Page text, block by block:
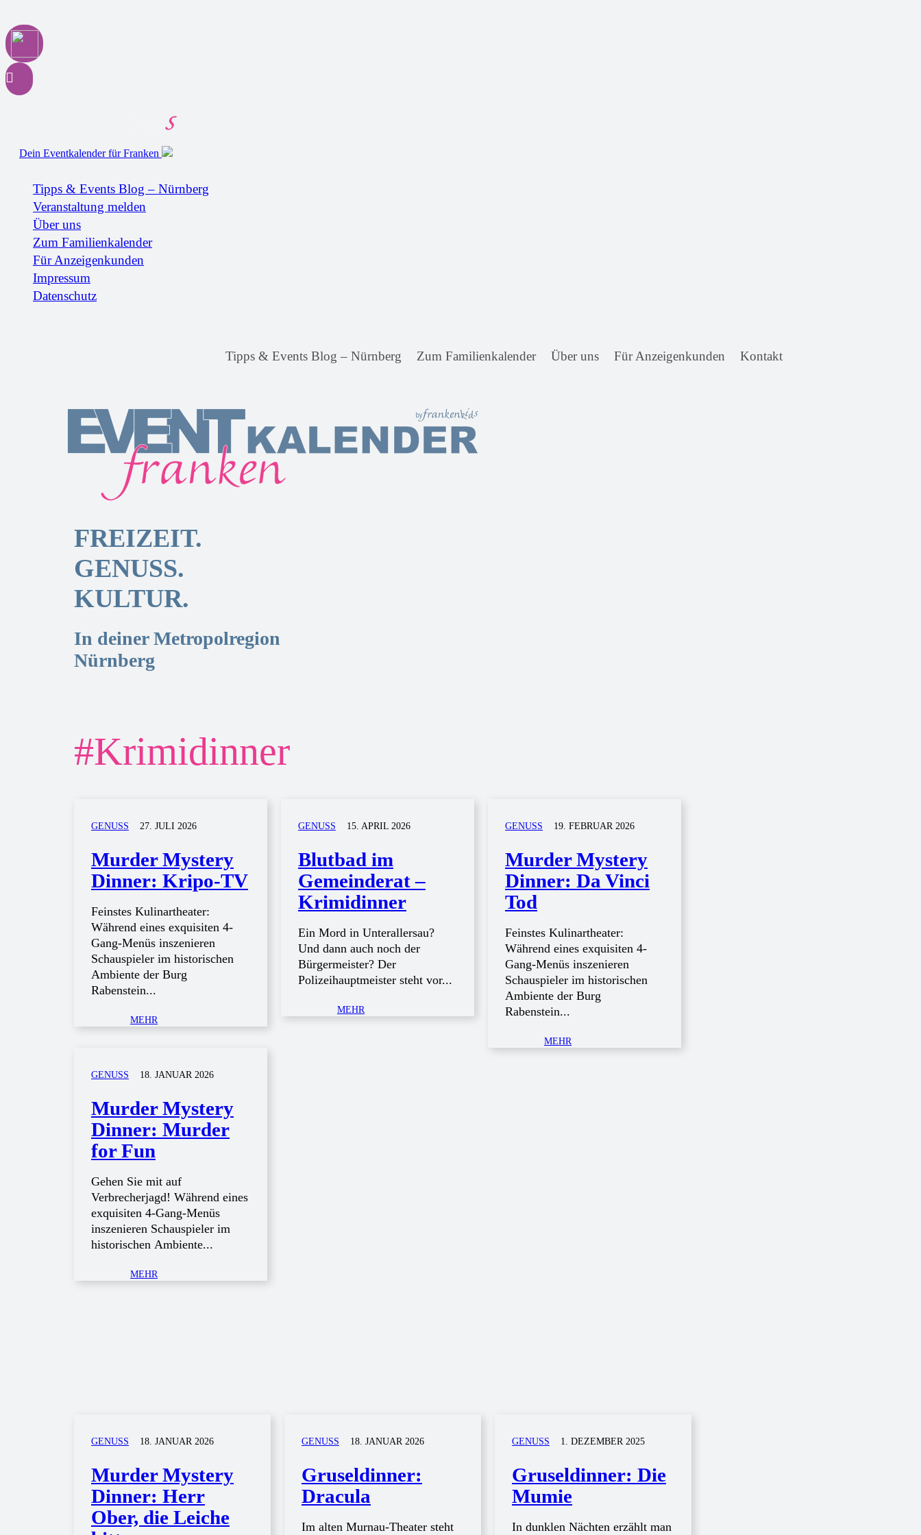
Dein Eventkalender für Franken
Tipps & Events Blog – Nürnberg
Veranstaltung melden
Über uns
Zum Familienkalender
Für Anzeigenkunden
Impressum
Datenschutz
Tipps & Events Blog – Nürnberg Zum Familienkalender Über uns Für Anzeigenkunden Kontakt
FREIZEIT.
GENUSS.
KULTUR.
In deiner Metropolregion
Nürnberg
#Krimidinner
GENUSS 27. JULI 2026
Murder Mystery
Dinner: Kripo-TV
Feinstes Kulinartheater:
Während eines exquisiten 4-
Gang-Menüs inszenieren
Schauspieler im historischen
Ambiente der Burg
Rabenstein...
MEHR
GENUSS 15. APRIL 2026
Blutbad im
Gemeinderat –
Krimidinner
Ein Mord in Unterallersau?
Und dann auch noch der
Bürgermeister? Der
Polizeihauptmeister steht vor...
MEHR
GENUSS 19. FEBRUAR 2026
Murder Mystery
Dinner: Da Vinci
Tod
Feinstes Kulinartheater:
Während eines exquisiten 4-
Gang-Menüs inszenieren
Schauspieler im historischen
Ambiente der Burg
Rabenstein...
MEHR
GENUSS 18. JANUAR 2026
Murder Mystery
Dinner: Murder
for Fun
Gehen Sie mit auf
Verbrecherjagd! Während eines
exquisiten 4-Gang-Menüs
inszenieren Schauspieler im
historischen Ambiente...
MEHR
GENUSS 18. JANUAR 2026
Murder Mystery
Dinner: Herr
Ober, die Leiche
GENUSS 18. JANUAR 2026
Gruseldinner:
Dracula
Im alten Murnau-Theater steht
GENUSS 1. DEZEMBER 2025
Gruseldinner: Die
Mumie
In dunklen Nächten erzählt man